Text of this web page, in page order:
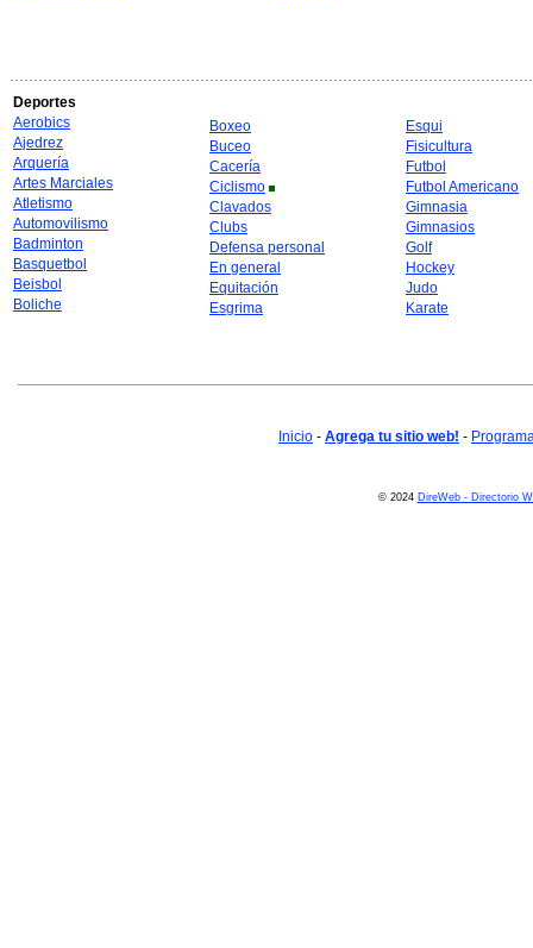
Deportes
Aerobics
Ajedrez
Arquería
Artes Marciales
Atletismo
Automovilismo
Badminton
Basquetbol
Beisbol
Boliche
Boxeo
Buceo
Cacería
Ciclismo
Clavados
Clubs
Defensa personal
En general
Equitación
Esgrima
Esqui
Fisicultura
Futbol
Futbol Americano
Gimnasia
Gimnasios
Golf
Hockey
Judo
Karate
Inicio - Agrega tu sitio web! -
© 2024 DireWeb - Directorio